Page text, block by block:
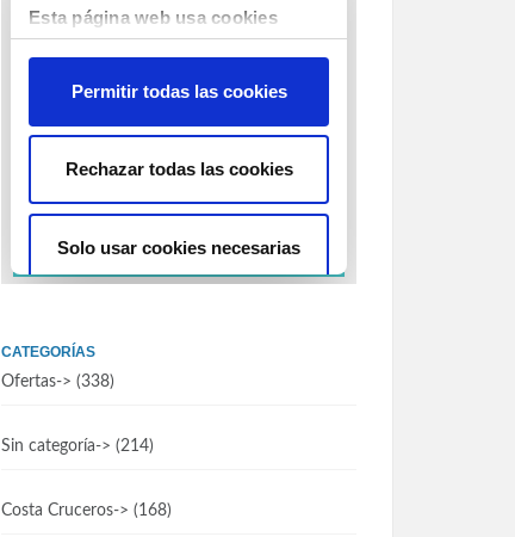
CATEGORÍAS
Ofertas-> (338)
Sin categoría-> (214)
Costa Cruceros-> (168)